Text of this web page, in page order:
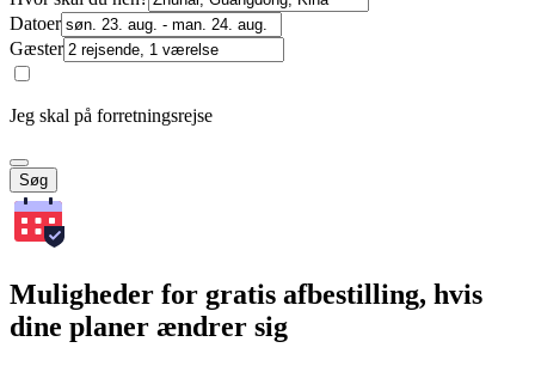
Datoer
Gæster
Jeg skal på forretningsrejse
Søg
Muligheder for gratis afbestilling, hvis
dine planer ændrer sig